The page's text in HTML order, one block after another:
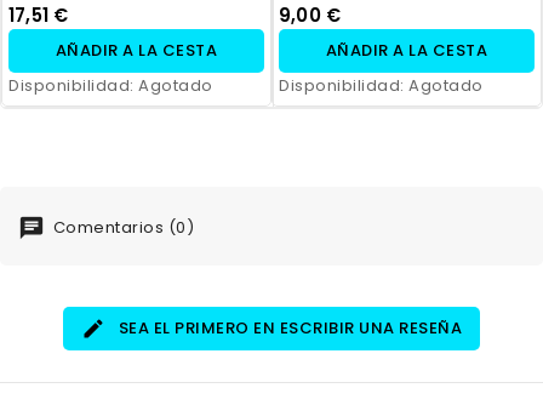
17,51 €
AÑADIR A LA CESTA
Disponibilidad: Agotado
9,00 €
AÑADIR A LA CESTA
Disponibilidad: Agotado
Comentarios (0)
SEA EL PRIMERO EN ESCRIBIR UNA RESEÑA